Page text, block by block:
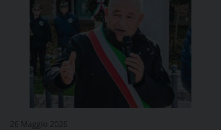
26 Maggio 2026